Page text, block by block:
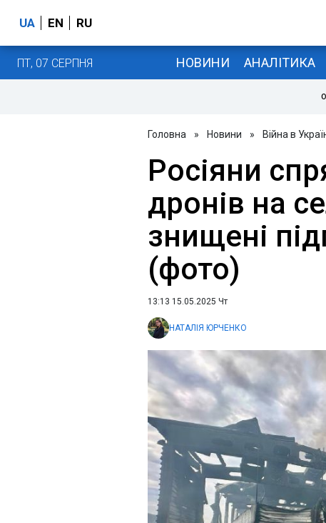
UA EN RU
ПТ, 07 СЕРПНЯ НОВИНИ АНАЛІТИКА
Головна » Новини » Війна в
Росіяни
дронів на
знищені
(фото)
13:13 15.05.2025 Чт
НАТАЛІЯ ЮРЧЕНКО